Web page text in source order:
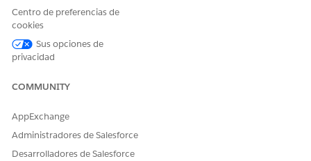
Centro de preferencias de
cookies
Sus opciones de
privacidad
COMMUNITY
AppExchange
Administradores de Salesforce
Desarrolladores de Salesforce